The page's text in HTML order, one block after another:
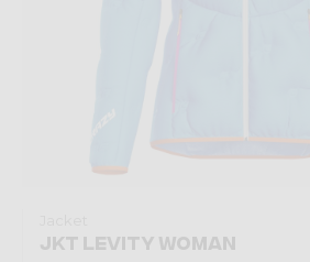
JKT LEVITY WOMAN